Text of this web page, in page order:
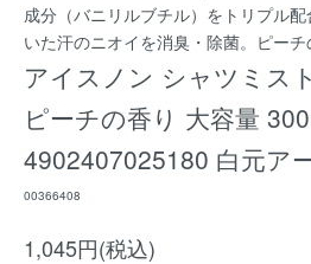
成分（バニリルブチル）をトリプル
いた汗のニオイを消臭・除菌。ピーチ
アイスノン シャツミス
ピーチの香り 大容量
4902407025180 白元ア
00366408
1,045円(税込)